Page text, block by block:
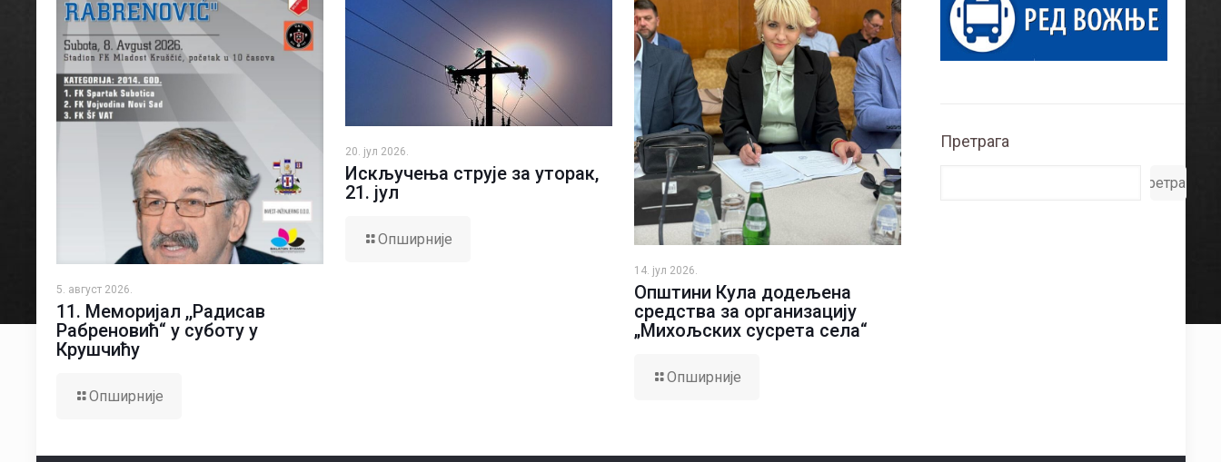
5. август 2026.
11. Меморијал ,,Радисав
Рабреновић“ у суботу у
Крушчићу
Опширније
20. јул 2026.
Искључења струје за уторак,
21. јул
Опширније
14. јул 2026.
Општини Кула додељена
средства за организацију
„Михољских сусрета села“
Опширније
Претрага
Претрага